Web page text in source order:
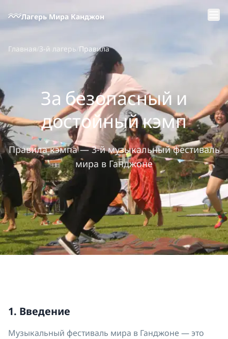
Лагерь Мира Канджон
Главная 3-й лагерь /Правила
За безопасный и
достойный кэмп
Правила кэмпа — 3-й музыкальный фестиваль
мира в Ганджоне
1. Введение
Музыкальный фестиваль мира в Ганджоне — это